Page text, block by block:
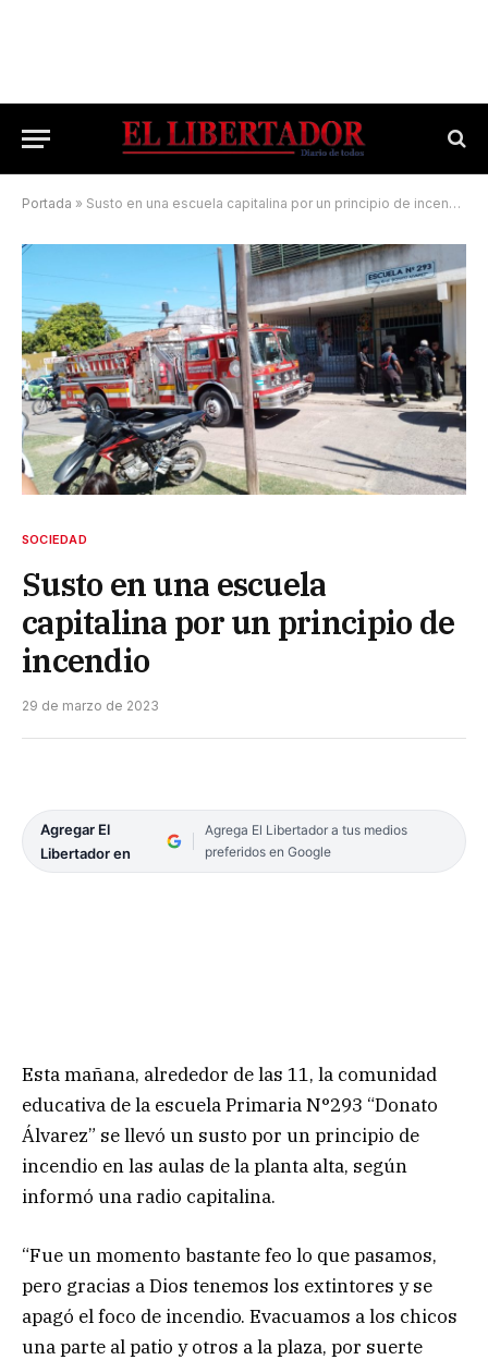
Portada » Susto en una escuela capitalina por un principio de incendio
SOCIEDAD
Susto en una escuela
capitalina por un principio de
incendio
29 de marzo de 2023
Agregar El
Libertador en
Agrega El Libertador a tus medios
preferidos en Google
Esta mañana, alrededor de las 11, la comunidad
educativa de la escuela Primaria N°293 “Donato
Álvarez” se llevó un susto por un principio de
incendio en las aulas de la planta alta, según
informó una radio capitalina.
“Fue un momento bastante feo lo que pasamos,
pero gracias a Dios tenemos los extintores y se
apagó el foco de incendio. Evacuamos a los chicos
una parte al patio y otros a la plaza, por suerte